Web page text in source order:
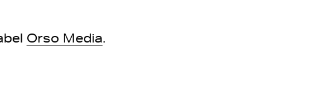
Orso Media.